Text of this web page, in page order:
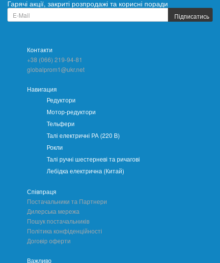
Гарячі акції, закриті розпродажі та корисні поради
Підписатись
Контакти
+38 (066) 219-94-81
globalprom1@ukr.net
Навигация
Редуктори
Мотор-редуктори
Тельфери
Талі електричні РА (220 В)
Рокли
Талі ручні шестерневі та ричагові
Лебідка електрична (Китай)
Співпраця
Постачальники та Партнери
Дилерська мережа
Пошук постачальників
Політика конфіденційності
Договір оферти
Важливо